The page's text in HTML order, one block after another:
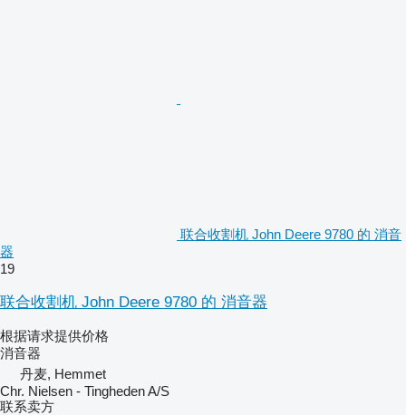
联合收割机 John Deere 9780 的 消音
器
19
联合收割机 John Deere 9780 的 消音器
根据请求提供价格
消音器
丹麦, Hemmet
Chr. Nielsen - Tingheden A/S
联系卖方